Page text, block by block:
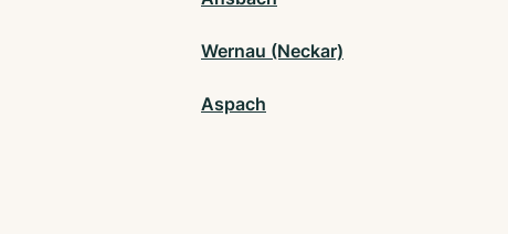
Wernau (Neckar)
Aspach